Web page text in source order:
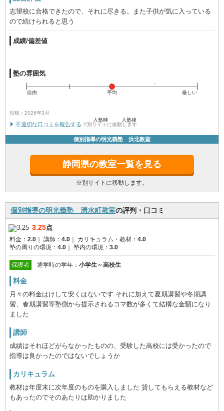
志望校に合格できたので、それに尽きる。また子供が気に入っている
ので続けられると思う
成績/偏差値
入塾時 入塾後
塾の雰囲気
自由 平均 厳しい
投稿：2026年3月
不適切な口コミを報告する ※別サイトに移動します
個別指導の明光義塾 浜北教室
静岡県の教室一覧を見る
※別サイトに移動します。
個別指導の明光義塾 清水町教室の評判・口コミ
3.25点
料金： 2.0 講師： 4.0 カリキュラム・教材： 4.0
塾の周りの環境： 4.0 塾内の環境： 3.0
保護者 通学時の学年： 小学生～高校生
料金
月々の料金はけして安くはないです それに加えて夏期講習や冬期講
習、春期講習等塾側から提示されるコマ数が多くて結構な金額になり
ました
講師
成績はそれほどがらなかったものの、受験した高校には受かったので
指導は良かったのではないでしょうか
カリキュラム
教材は年度末に次年度のものを購入しました 貸してもらえる教材など
もあったのでそのあたりは助かりました